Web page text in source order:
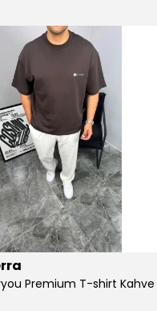
Premium T-shirt Kahve